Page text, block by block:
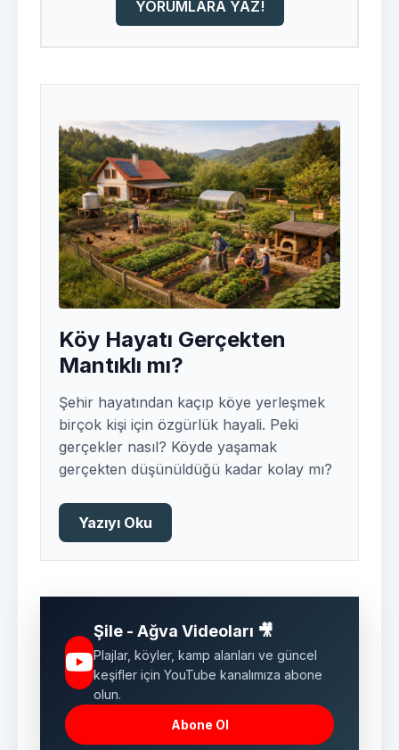
YORUMLARA YAZ!
Köy Hayatı Gerçekten
Mantıklı mı?
Şehir hayatından kaçıp köye yerleşmek
birçok kişi için özgürlük hayali. Peki
gerçekler nasıl? Köyde yaşamak
gerçekten düşünüldüğü kadar kolay mı?
Yazıyı Oku
Şile - Ağva Videoları 🎥
Plajlar, köyler, kamp alanları ve güncel
keşifler için YouTube kanalımıza abone
olun.
Abone Ol